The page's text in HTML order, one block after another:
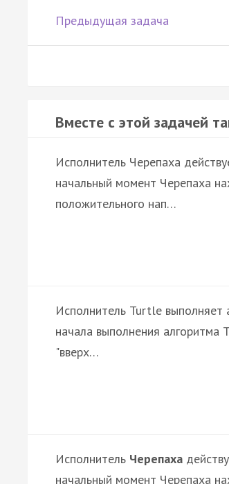
Предыдущая задача
Вместе с этой задачей
Исполнитель Черепаха
начальный момент Черепаха
положительного нап…
Исполнитель Turtle выполняет
начала выполнения
"вверх…
Исполнитель Черепаха
начальный момент Черепаха